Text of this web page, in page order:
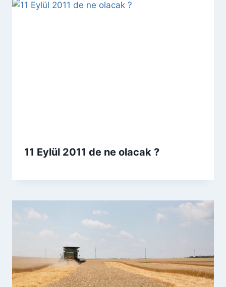
11 Eylül 2011 de ne olacak ?